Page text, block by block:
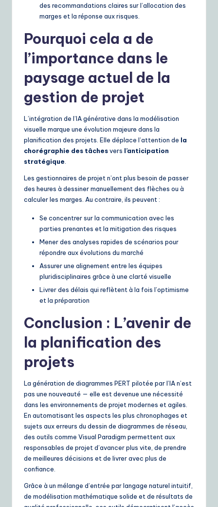
des recommandations claires sur l’allocation des
marges et la réponse aux risques.
Pourquoi cela a de
l’importance dans le
paysage actuel de la
gestion de projet
L’intégration de l’IA générative dans la modélisation
visuelle marque une évolution majeure dans la
planification des projets. Elle déplace l’attention de la
chorégraphie des tâchesvers l’anticipation
stratégique
Les gestionnaires de projet n’ont plus besoin de passer
des heures à dessiner manuellement des flèches ou à
calculer les marges. Au contraire, ils peuvent :
Se concentrer sur la communication avec les
parties prenantes et la mitigation des risques
Mener des analyses rapides de scénarios pour
répondre aux évolutions du marché
Assurer une alignement entre les équipes
pluridisciplinaires grâce à une clarté visuelle
Livrer des délais qui reflètent à la fois l’optimisme
et la préparation
Conclusion : L’avenir de
la planification des
projets
La génération de diagrammes PERT pilotée par l’IA n’est
pas une nouveauté — elle est devenue une nécessité
dans les environnements de projet modernes et agiles.
En automatisant les aspects les plus chronophages et
sujets aux erreurs du dessin de diagrammes de réseau,
des outils comme Visual Paradigm permettent aux
responsables de projet d’avancer plus vite, de prendre
de meilleures décisions et de livrer avec plus de
confiance.
Grâce à un mélange d’entrée par langage naturel intuitif,
de modélisation mathématique solide et de résultats de